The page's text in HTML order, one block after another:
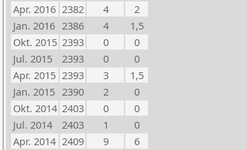
Apr. 2016 2382 4
2
Jan. 2016 2386 4
1,5
Okt. 2015 2393 0
0
Jul. 2015
2393 0
0
Apr. 2015 2393 3
1,5
Jan. 2015 2390 2
0
Okt. 2014 2403 0
0
Jul. 2014
2403 1
0
Apr. 2014 2409 9
6